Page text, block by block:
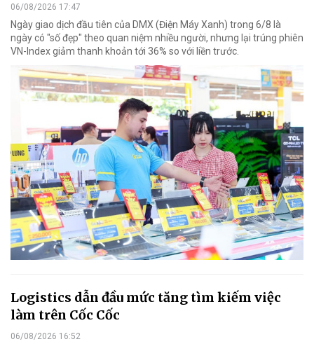
06/08/2026 17:47
Ngày giao dịch đầu tiên của DMX (Điện Máy Xanh) trong 6/8 là
ngày có "số đẹp" theo quan niệm nhiều người, nhưng lại trúng phiên
VN-Index giảm thanh khoản tới 36% so với liền trước.
Logistics dẫn đầu mức tăng tìm kiếm việc
làm trên Cốc Cốc
06/08/2026 16:52